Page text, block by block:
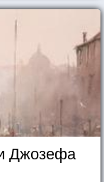
Джозефа